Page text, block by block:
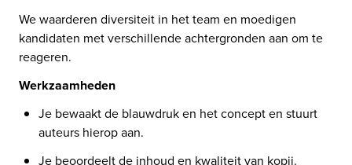
We waarderen diversiteit in het team en moedigen
kandidaten met verschillende achtergronden aan om te
reageren.
Werkzaamheden
Je bewaakt de blauwdruk en het concept en stuurt
auteurs hierop aan.
Je beoordeelt de inhoud en kwaliteit van kopij.